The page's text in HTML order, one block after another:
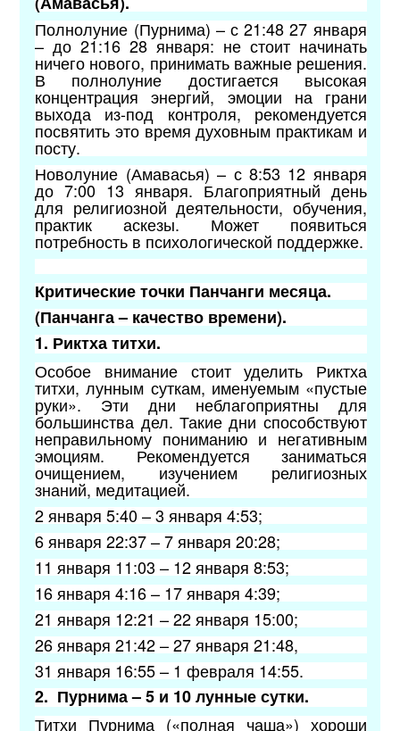
Полнолуние (Пурнима) – с 21:48 27 января
– до 21:16 28 января: не стоит начинать
ничего нового, принимать важные решения.
В полнолуние достигается высокая
концентрация энергий, эмоции на грани
выхода из-под контроля, рекомендуется
посвятить это время духовным практикам и
посту.
Новолуние (Амавасья) – с 8:53 12 января
до 7:00 13 января. Благоприятный день
для религиозной деятельности, обучения,
практик аскезы. Может появиться
потребность в психологической поддержке.
Критические точки Панчанги месяца.
(Панчанга – качество времени).
1.Риктха титхи.
Особое внимание стоит уделить Риктха
титхи, лунным суткам, именуемым «пустые
руки». Эти дни неблагоприятны для
большинства дел. Такие дни способствуют
неправильному пониманию и негативным
эмоциям. Рекомендуется заниматься
очищением, изучением религиозных
знаний, медитацией.
2 января 5:40 – 3 января 4:53;
6 января 22:37 – 7 января 20:28;
11 января 11:03 – 12 января 8:53;
16 января 4:16 – 17 января 4:39;
21 января 12:21 – 22 января 15:00;
26 января 21:42 – 27 января 21:48,
31 января 16:55 – 1 февраля 14:55.
2. Пурнима – 5 и 10 лунные сутки.
Титхи Пурнима («полная чаша») хороши